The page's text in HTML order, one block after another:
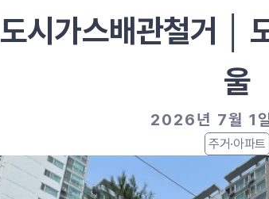
도시가스배관철거 │
울
2026년 7월 1
주거·아파트